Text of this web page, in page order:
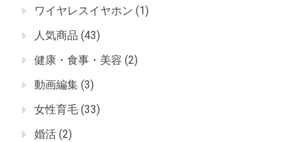
ワイヤレスイヤホン (1)
人気商品 (43)
健康・食事・美容 (2)
動画編集 (3)
女性育毛 (33)
婚活 (2)